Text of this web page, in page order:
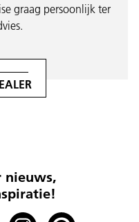
graag persoonlijk ter
nieuws,